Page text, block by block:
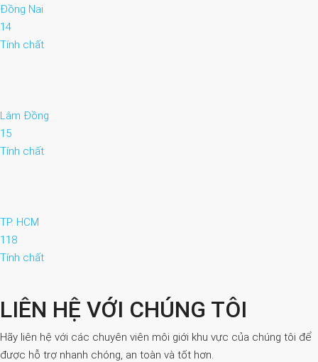
Đồng Nai
14
Tính chất
Lâm Đồng
15
Tính chất
TP. HCM
118
Tính chất
LIÊN HỆ VỚI CHÚNG TÔI
Hãy liên hệ với các chuyên viên môi giới khu vực của chúng tôi để
được hỗ trợ nhanh chóng, an toàn và tốt hơn.